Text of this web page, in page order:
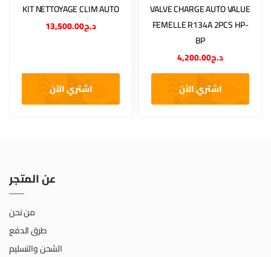
KIT NETTOYAGE CLIM AUTO
د.ج13,500.00
اشتري الآن
VALVE CHARGE AUTO VALUE
FEMELLE R134A 2PCS HP-
BP
د.ج4,200.00
اشتري الآن
عن المتجر
من نحن
طرق الدفع
الشحن والتسليم